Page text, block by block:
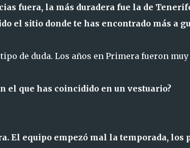
fuera, la más duradera fue la de
el sitio donde te has encontrado más a
de duda. Los años en Primera fueron muy
el que has coincidido en un vestuario?
El equipo empezó mal la temporada, los